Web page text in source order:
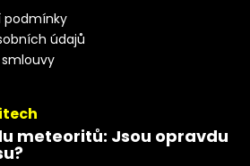
podmínky
údajů
meteoritů: Jsou opravdu